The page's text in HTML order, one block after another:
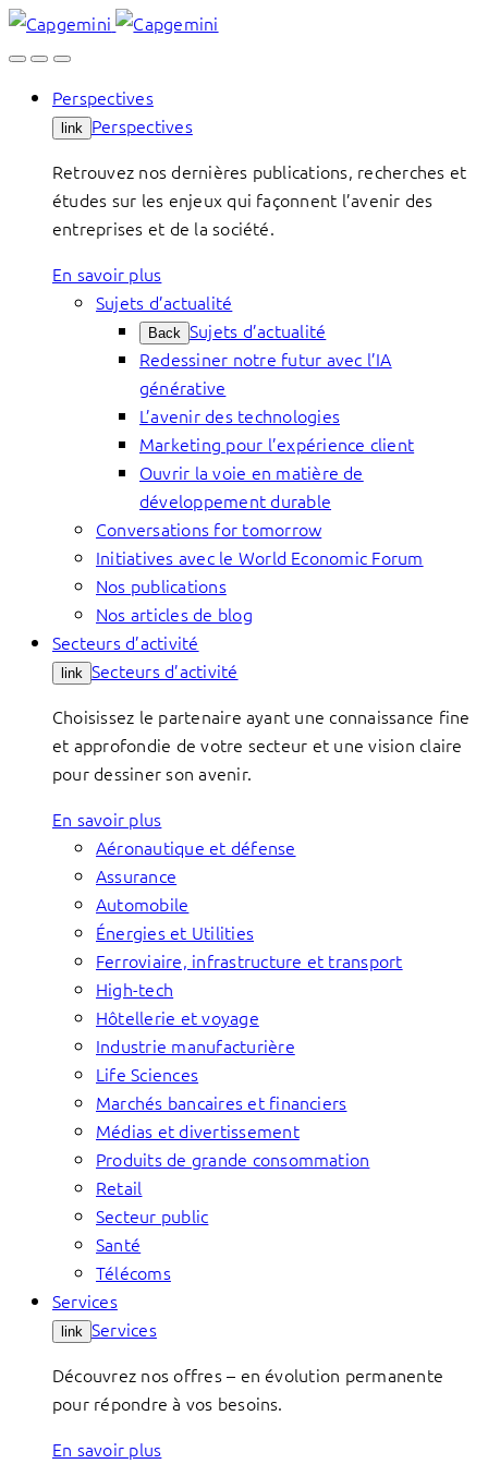
Skip
to
Perspectives
link Perspectives
Retrouvez nos dernières publications, recherches et
études sur les enjeux qui façonnent l’avenir des
entreprises et de la société.
En savoir plus
Sujets d’actualité
Back Sujets d’actualité
Redessiner notre futur avec l’IA
générative
L’avenir des technologies
Marketing pour l’expérience client
Ouvrir la voie en matière de
développement durable
Conversations for tomorrow
Initiatives avec le World Economic Forum
Nos publications
Nos articles de blog
Secteurs d’activité
link Secteurs d’activité
Choisissez le partenaire ayant une connaissance fine
et approfondie de votre secteur et une vision claire
pour dessiner son avenir.
En savoir plus
Aéronautique et défense
Assurance
Automobile
Énergies et Utilities
Ferroviaire, infrastructure et transport
High-tech
Hôtellerie et voyage
Industrie manufacturière
Life Sciences
Marchés bancaires et financiers
Médias et divertissement
Produits de grande consommation
Retail
Secteur public
Santé
Télécoms
Services
link Services
Découvrez nos offres – en évolution permanente
pour répondre à vos besoins.
En savoir plus